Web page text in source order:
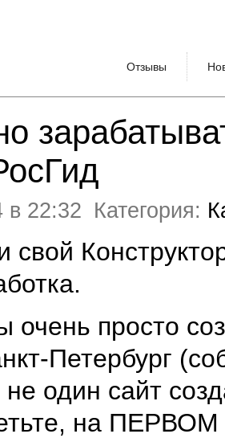
Отзывы
в 22:32 Категория:
свой
очень просто
Петербург
не один сайт
на ПЕРВОМ